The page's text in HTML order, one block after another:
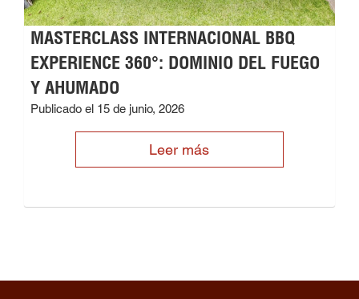
MASTERCLASS INTERNACIONAL BBQ
EXPERIENCE 360°: DOMINIO DEL FUEGO
Y AHUMADO
Publicado el 15 de junio, 2026
Leer más